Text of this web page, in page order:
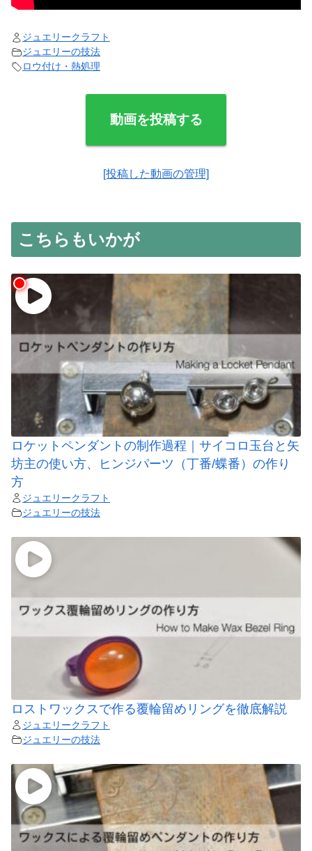
ジュエリークラフト
ジュエリーの技法
ロウ付け・熱処理
動画を投稿する
[投稿した動画の管理]
こちらもいかが
ロケットペンダントの制作過程｜サイコロ玉台と矢
坊主の使い方、ヒンジパーツ（丁番/蝶番）の作り
方
ジュエリークラフト
ジュエリーの技法
ロストワックスで作る覆輪留めリングを徹底解説
ジュエリークラフト
ジュエリーの技法